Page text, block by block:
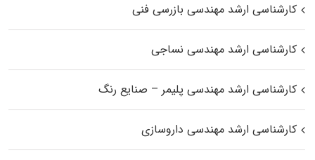
کارشناسی ارشد مهندسی بازرسی فنی
کارشناسی ارشد مهندسی نساجی
کارشناسی ارشد مهندسی پلیمر – صنایع رنگ
کارشناسی ارشد مهندسی داروسازی